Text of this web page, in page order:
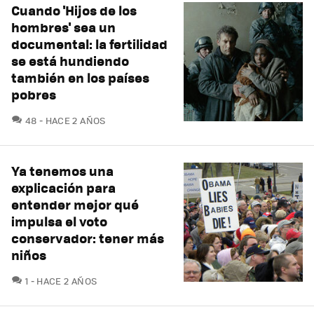
Cuando 'Hijos de los
hombres' sea un
documental: la fertilidad
se está hundiendo
también en los países
pobres
48 COMENTARIOS
HACE 2 AÑOS
Ya tenemos una
explicación para
entender mejor qué
impulsa el voto
conservador: tener más
niños
1 COMENTARIOS
HACE 2 AÑOS